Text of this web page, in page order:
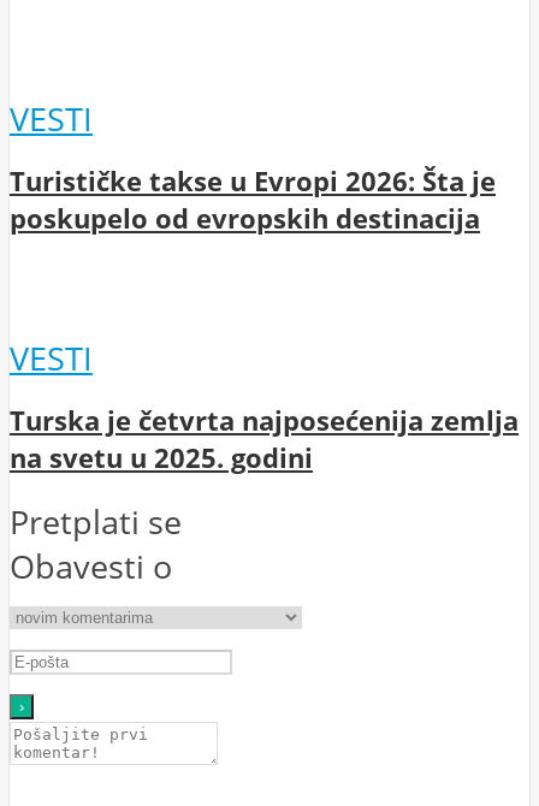
VESTI
Turističke takse u Evropi 2026: Šta je
poskupelo od evropskih destinacija
VESTI
Turska je četvrta najposećenija zemlja
na svetu u 2025. godini
Pretplati se
Obavesti o